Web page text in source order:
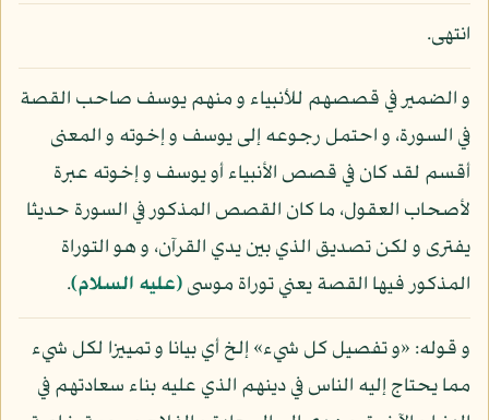
انتهى.
و الضمير في قصصهم للأنبياء و منهم يوسف صاحب القصة
في السورة، و احتمل رجوعه إلى يوسف و إخوته و المعنى
أقسم لقد كان في قصص الأنبياء أو يوسف و إخوته عبرة
لأصحاب العقول، ما كان القصص المذكور في السورة حديثا
يفترى و لكن تصديق الذي بين يدي القرآن، و هو التوراة
المذكور فيها القصة يعني توراة موسى(عليه السلام).
و قوله: «و تفصيل كل شيء» إلخ أي بيانا و تمييزا لكل شيء
مما يحتاج إليه الناس في دينهم الذي عليه بناء سعادتهم في